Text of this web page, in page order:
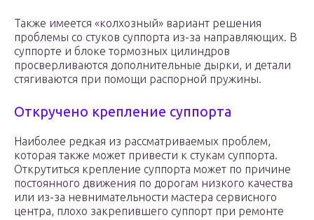
Также имеется «колхозный» вариант решения
проблемы со стуков суппорта из-за направляющих. В
суппорте и блоке тормозных цилиндров
просверливаются дополнительные дырки, и детали
стягиваются при помощи распорной пружины.
Откручено крепление суппорта
Наиболее редкая из рассматриваемых проблем,
которая также может привести к стукам суппорта.
Открутиться крепление суппорта может по причине
постоянного движения по дорогам низкого качества
или из-за невнимательности мастера сервисного
центра, плохо закрепившего суппорт при ремонте